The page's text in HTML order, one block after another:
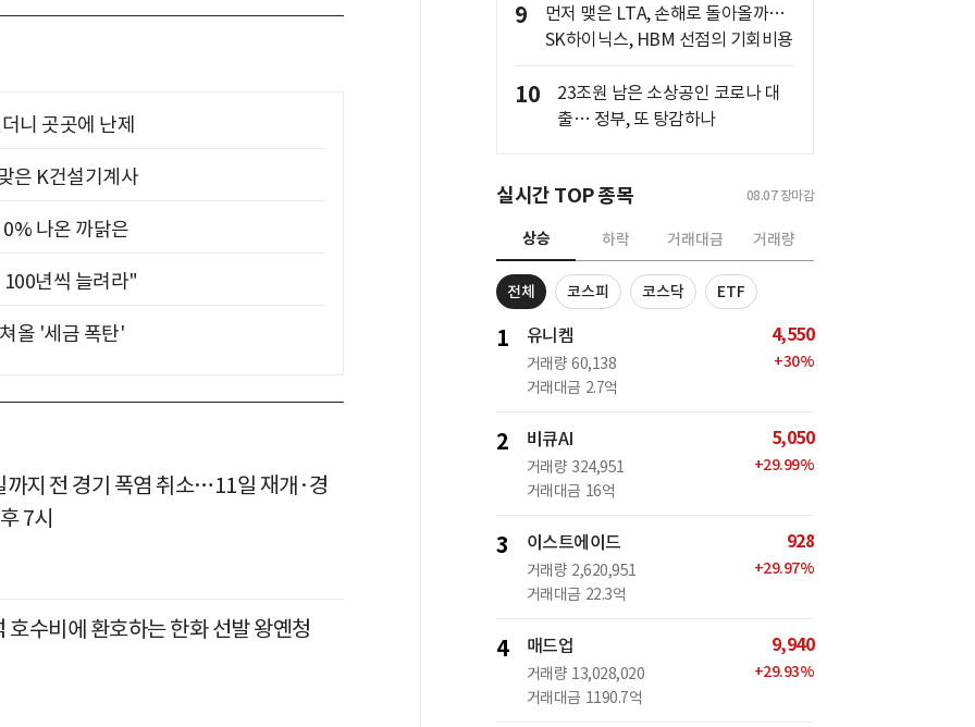
니 곳곳에 난제
은 K건설기계사
나온 까닭은
년씩 늘려라"
올 '세금 폭탄'
까지 전 경기 폭염 취소…11일 재개·경
7시
호수비에 환호하는 한화 선발 왕옌청
9
먼저 맺은 LTA, 손해로 돌아올까…
SK하이닉스, HBM 선점의 기회비용
10
23조원 남은 소상공인 코로나 대
출… 정부, 또 탕감하나
실시간 TOP 종목 08.07 장마감
상승 하락 거래대금 거래량
전체 코스피 코스닥 ETF
1 유니켐
거래량 60,138
거래대금 2.7억
4,550
+30%
2 비큐AI
거래량 324,951
거래대금 16억
5,050
+29.99%
3 이스트에이드
거래량 2,620,951
거래대금 22.3억
928
+29.97%
4 매드업
거래량 13,028,020
거래대금 1190.7억
9,940
+29.93%